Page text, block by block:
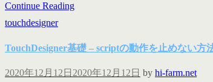
Continue Reading
touchdesigner
TouchDesigner基礎 – scriptの動作を止めない方
2020年12月12日 2020年12月12日 by hi-farm.net